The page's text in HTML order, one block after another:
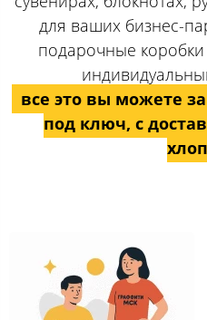
для ваших бизнес-
подарочные
все это вы можете
под ключ, с